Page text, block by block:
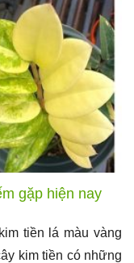
gặp hiện nay
tiền lá màu vàng
kim tiền có những